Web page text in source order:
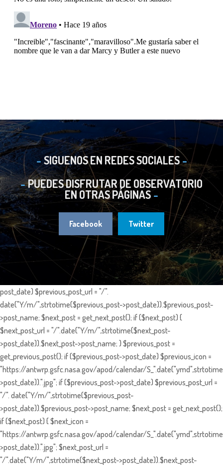
SIGUENOS EN REDES SOCIALES
PUEDES DISFRUTAR DE OBSERVATORIO
EN OTRAS PÁGINAS
Facebook Twitter
post_date) $previous_post_url = "/".
date("Y/m/",strtotime($previous_post->post_date)).$previous_post-
>post_name; $next_post = get_next_post(); if ($next_post) {
$next_post_url = "/".date("Y/m/",strtotime($next_post-
>post_date)).$next_post->post_name; } $previous_post =
get_previous_post(); if ($previous_post->post_date) $previous_icon =
"https://antwrp.gsfc.nasa.gov/apod/calendar/
>post_date)).".jpg"; if ($previous_post->post_date) $previous_post_url =
"/". date("Y/m/",strtotime($previous_post-
>post_date)).$previous_post->post_name; $next_post = get_next_post();
if ($next_post) { $next_icon =
"https://antwrp.gsfc.nasa.gov/apod/calendar/
>post_date)).".jpg"; $next_post_url =
"/".date("Y/m/",strtotime($next_post->post_date)).$next_post-